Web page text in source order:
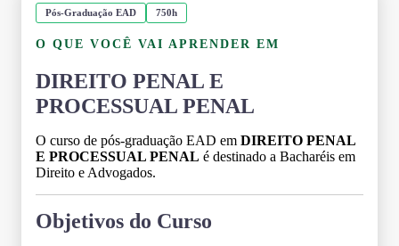
Pós-Graduação EAD 750h
O QUE VOCÊ VAI APRENDER EM
DIREITO PENAL E
PROCESSUAL PENAL
O curso de pós-graduação EAD em DIREITO PENAL
E PROCESSUAL PENAL é destinado a Bacharéis em
Direito e Advogados.
Objetivos do Curso